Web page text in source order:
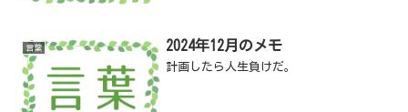
わたしも当時なん...
言葉 2024年12月のメモ
計画したら人生負けだ。